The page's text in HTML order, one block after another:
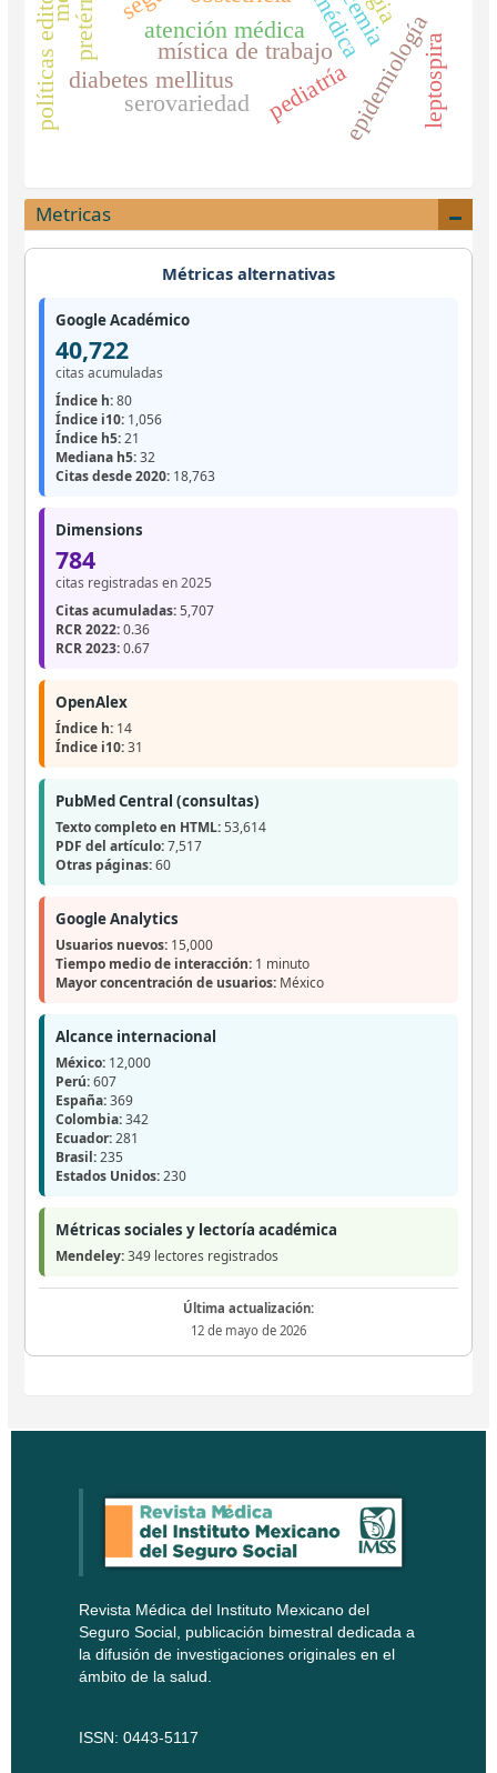
atención médica
mística de trabajo
diabetes mellitus
epidemiología
pediatría leptospira
serovariedad
Metricas
Métricas alternativas
Google Académico
40,722
citas acumuladas
Índice h:80
Índice i10:1,056
Índice h5:21
Mediana h5:32
Citas desde 2020:18,763
Dimensions
784
citas registradas en 2025
Citas acumuladas:5,707
RCR 2022:0.36
RCR 2023:0.67
OpenAlex
Índice h:14
Índice i10:31
PubMed Central (consultas)
Texto completo en HTML:53,614
PDF del artículo:7,517
Otras páginas:60
Google Analytics
Usuarios nuevos:15,000
Tiempo medio de interacción:1 minuto
Mayor concentración de usuarios:México
Alcance internacional
México:12,000
Perú:607
España:369
Colombia:342
Ecuador:281
Brasil:235
Estados Unidos:230
Métricas sociales y lectoría académica
Mendeley:349 lectores registrados
Última actualización:
12 de mayo de 2026
Revista Médica del Instituto Mexicano del
Seguro Social, publicación bimestral dedicada a
la difusión de investigaciones originales en el
ámbito de la salud.
ISSN: 0443-5117